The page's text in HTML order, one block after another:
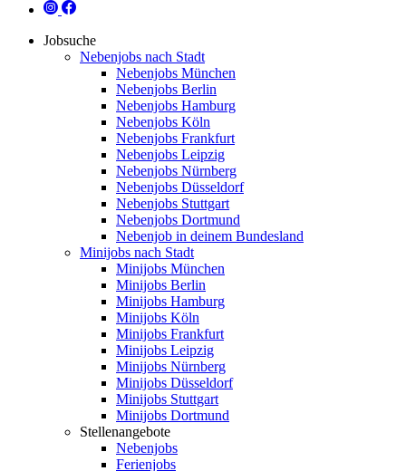
Jobsuche
Nebenjobs nach Stadt
Nebenjobs München
Nebenjobs Berlin
Nebenjobs Hamburg
Nebenjobs Köln
Nebenjobs Frankfurt
Nebenjobs Leipzig
Nebenjobs Nürnberg
Nebenjobs Düsseldorf
Nebenjobs Stuttgart
Nebenjobs Dortmund
Nebenjob in deinem Bundesland
Minijobs nach Stadt
Minijobs München
Minijobs Berlin
Minijobs Hamburg
Minijobs Köln
Minijobs Frankfurt
Minijobs Leipzig
Minijobs Nürnberg
Minijobs Düsseldorf
Minijobs Stuttgart
Minijobs Dortmund
Stellenangebote
Nebenjobs
Ferienjobs